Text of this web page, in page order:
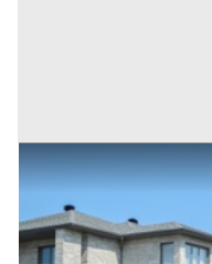
Abitazione di Tipo
Birori
Asta chiusa